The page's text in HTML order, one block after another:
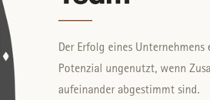
Der Erfolg eines
Potenzial ungenutzt, wenn
aufeinander abgestimmt sind.